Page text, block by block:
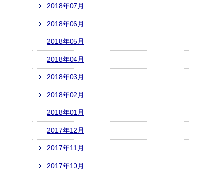
2018年07月
2018年06月
2018年05月
2018年04月
2018年03月
2018年02月
2018年01月
2017年12月
2017年11月
2017年10月